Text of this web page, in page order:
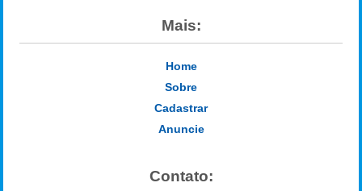
Mais:
Home
Sobre
Cadastrar
Anuncie
Contato: